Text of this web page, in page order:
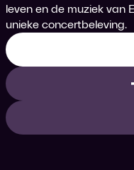
leven en de muziek van
unieke concertbeleving.